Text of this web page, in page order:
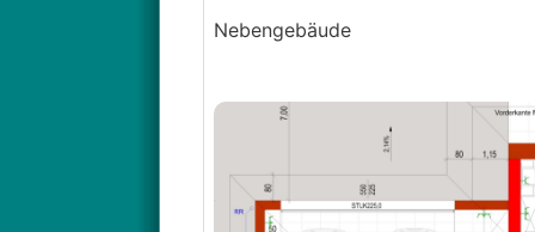
Nebengebäude